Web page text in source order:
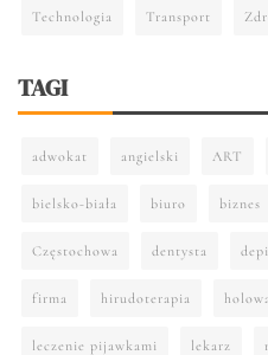
Technologia Transport
TAGI
adwokat angielski ART
bielsko-biała biuro biznes
Częstochowa dentysta
firma hirudoterapia
leczenie pijawkami lekarz